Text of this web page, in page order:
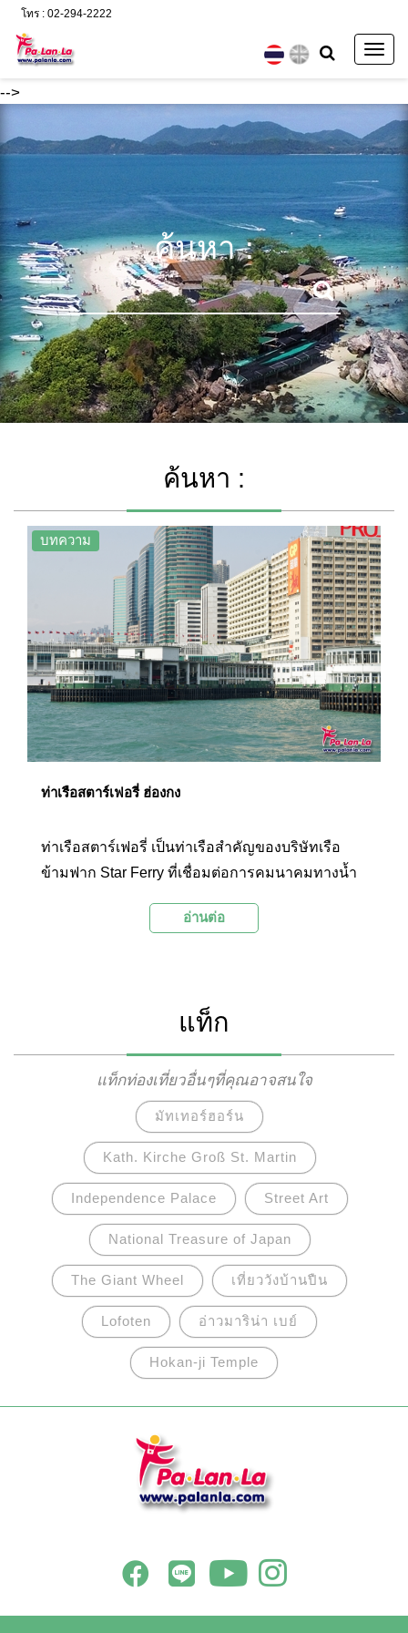
-->
โทร : 02-294-2222
ค้นหา :
ค้นหา :
บทความ
ท่าเรือสตาร์เฟอรี่ ฮ่องกง
ท่าเรือสตาร์เฟอรี่ เป็นท่าเรือสำคัญของบริษัทเรือ
ข้ามฟาก Star Ferry ที่เชื่อมต่อการคมนาคมทางน้ำ
เกาะฮ่องกงเข้าด้วยกัน และยังเป็นวิธีการเดินทางที่
อ่านต่อ
แท็ก
แท็กท่องเที่ยวอื่นๆที่คุณอาจสนใจ
มัทเทอร์ฮอร์น
Kath. Kirche Groß St. Martin
Independence Palace Street Art
National Treasure of Japan
The Giant Wheel เที่ยววังบ้านปืน
Lofoten อ่าวมาริน่า เบย์
Hokan-ji Temple